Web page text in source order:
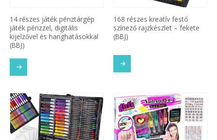
14 részes játék pénztárgép
játék pénzzel, digitális
kijelzővel és hanghatásokkal
(BBJ)
168 részes kreatív festő
színező rajzkészlet – fekete
(BBJ)